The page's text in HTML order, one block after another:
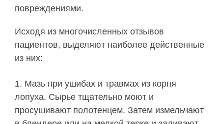
повреждениями.
Исходя из многочисленных отзывов
пациентов, выделяют наиболее действенные
из них:
Мазь при ушибах и травмах из корня
лопуха. Сырье тщательно моют и
просушивают полотенцем. Затем измельчают